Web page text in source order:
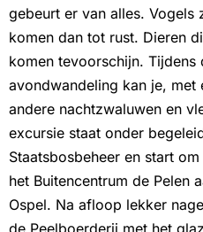
gebeurt er van alles. Vogels
komen dan tot rust. Dieren
komen tevoorschijn. Tijdens
avondwandeling kan je, met
andere nachtzwaluwen en
excursie staat onder
Staatsbosbeheer en start
het Buitencentrum de Pelen
Ospel. Na afloop lekker